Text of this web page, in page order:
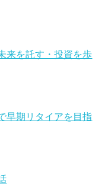
来を託す・投資を歩
早期リタイアを目指